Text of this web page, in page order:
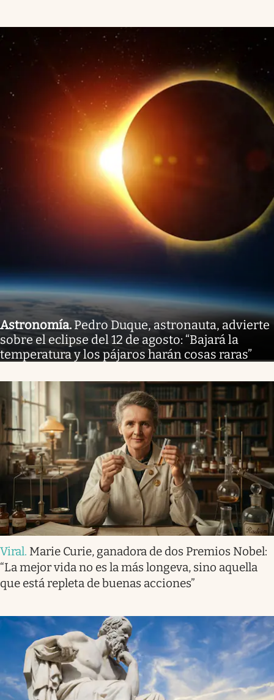
Astronomía. Pedro Duque, astronauta, advierte
sobre el eclipse del 12 de agosto: “Bajará la
temperatura y los pájaros harán cosas raras”
Viral. Marie Curie, ganadora de dos Premios Nobel:
“La mejor vida no es la más longeva, sino aquella
que está repleta de buenas acciones”